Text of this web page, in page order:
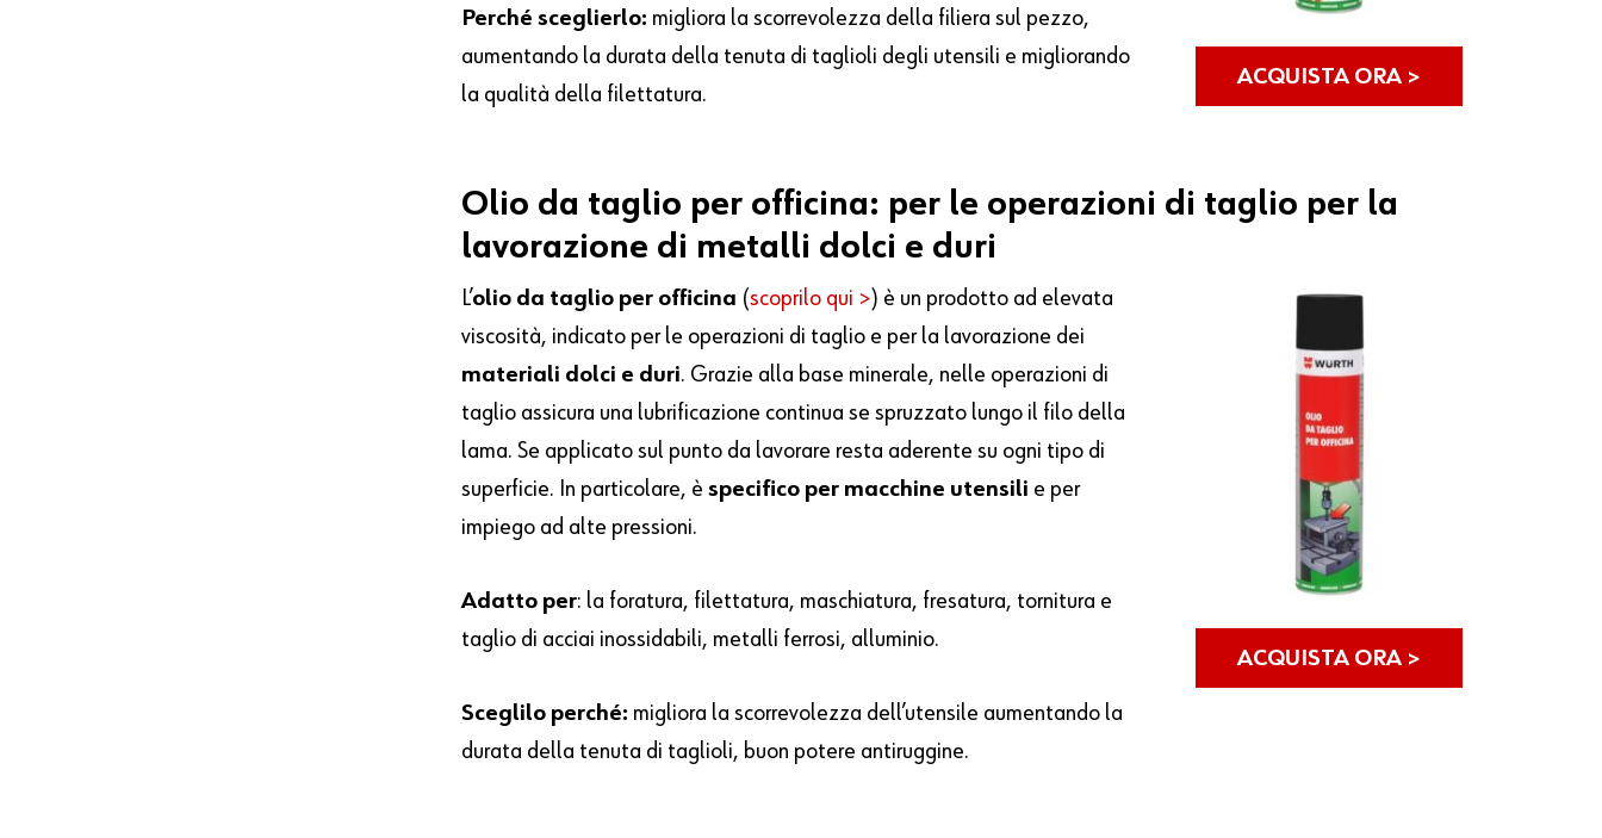
Perché sceglierlo: migliora la scorrevolezza della filiera sul pezzo,
aumentando la durata della tenuta di taglioli degli utensili e migliorando
la qualità della filettatura.
ACQUISTA ORA >
Olio da taglio per officina: per le operazioni di taglio per la
lavorazione di metalli dolci e duri
L’olio da taglio per officina (scoprilo qui >) è un prodotto ad elevata
viscosità, indicato per le operazioni di taglio e per la lavorazione dei
materiali dolci e duri. Grazie alla base minerale, nelle operazioni di
taglio assicura una lubrificazione continua se spruzzato lungo il filo della
lama. Se applicato sul punto da lavorare resta aderente su ogni tipo di
superficie. In particolare, èspecifico per macchine utensili e per
impiego ad alte pressioni.
Adatto per: la foratura, filettatura, maschiatura, fresatura, tornitura e
taglio di acciai inossidabili, metalli ferrosi, alluminio.
Sceglilo perché: migliora la scorrevolezza dell’utensile aumentando la
durata della tenuta di taglioli, buon potere antiruggine.
ACQUISTA ORA >